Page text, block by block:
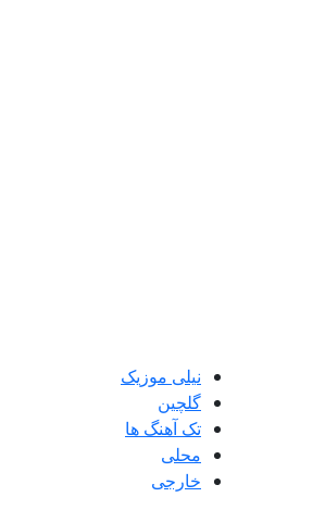
نیلی موزیک
گلچین
تک آهنگ ها
محلی
خارجی